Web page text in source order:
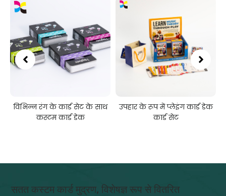
विभिन्न रंग के कार्ड सेट के साथ
कस्टम कार्ड डेक
उपहार के रूप में प्लेइंग कार्ड डेक
कार्ड सेट
सतत कस्टम कार्ड मुद्रण, विशेषज्ञ रूप से वितरित